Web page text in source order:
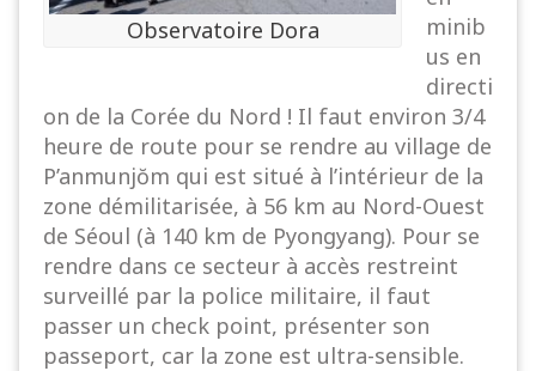
Observatoire Dora
minib
us en
directi
on de la Corée du Nord ! Il faut environ 3/4
heure de route pour se rendre au village de
P’anmunjŏm qui est situé à l’intérieur de la
zone démilitarisée, à 56 km au Nord-Ouest
de Séoul (à 140 km de Pyongyang). Pour se
rendre dans ce secteur à accès restreint
surveillé par la police militaire, il faut
passer un check point, présenter son
passeport, car la zone est ultra-sensible.